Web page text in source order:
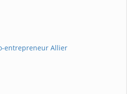
entrepreneur Allier